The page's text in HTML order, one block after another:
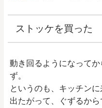
ストッケを買った
動き回るようになって
ず。
というのも、キッチン
出たがって、ぐずるか